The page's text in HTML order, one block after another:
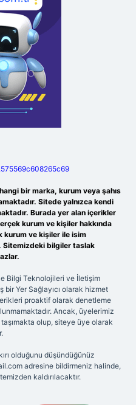
bir marka, kurum veya şahıs
Sitede yalnızca kendi
Burada yer alan içerikler
kurum ve kişiler hakkında
kurum ve kişiler ile isim
Sitemizdeki bilgiler taslak
Bilgi Teknolojileri ve İletişim
bir Yer Sağlayıcı olarak hizmet
proaktif olarak denetleme
Ancak, üyelerimiz
olup, siteye üye olarak
olduğunu düşündüğünüz
adresine bildirmeniz halinde,
kaldırılacaktır.